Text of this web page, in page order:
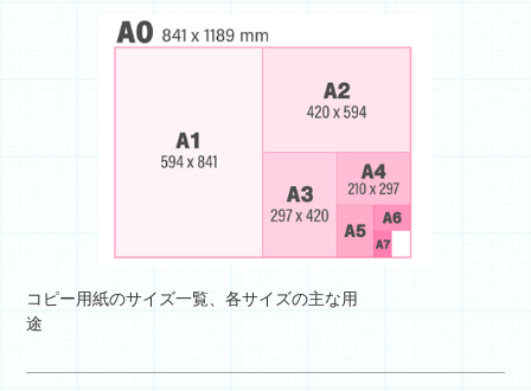
コピー用紙のサイズ一覧、各サイズの主な用
途